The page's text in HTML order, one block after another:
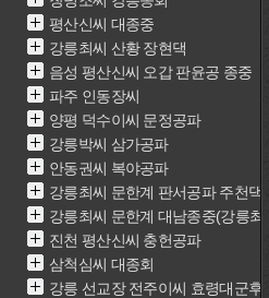
평산신씨 대종중
강릉최씨 산황 장현댁
음성 평산신씨 오갑 판윤공 종중
파주 인동장씨
양평 덕수이씨 문정공파
강릉박씨 삼가공파
안동권씨 복야공파
강릉최씨 문한계 판서공파 주천댁(
강릉최씨 문한계 대남종중(강릉최
진천 평산신씨 충헌공파
삼척심씨 대종회
강릉 선교장 전주이씨 효령대군후